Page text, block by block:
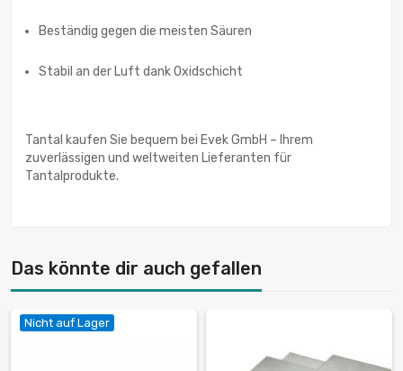
Beständig gegen die meisten Säuren
Stabil an der Luft dank Oxidschicht
Tantal kaufen Sie bequem bei Evek GmbH – Ihrem
zuverlässigen und weltweiten Lieferanten für
Tantalprodukte.
Das könnte dir auch gefallen
Nicht auf Lager